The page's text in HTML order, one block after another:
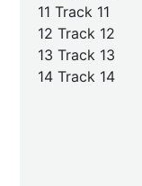
11 Track 11
12 Track 12
13 Track 13
14 Track 14